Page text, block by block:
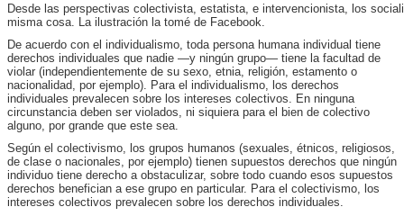
Desde las perspectivas colectivista, estatista, e intervencionista, los
misma cosa. La ilustración la tomé de Facebook.
De acuerdo con el individualismo, toda persona humana individual tiene
derechos individuales que nadie —y ningún grupo— tiene la facultad de
violar (independientemente de su sexo, etnia, religión, estamento o
nacionalidad, por ejemplo). Para el individualismo, los derechos
individuales prevalecen sobre los intereses colectivos. En ninguna
circunstancia deben ser violados, ni siquiera para el bien de colectivo
alguno, por grande que este sea.
Según el colectivismo, los grupos humanos (sexuales, étnicos, religiosos,
de clase o nacionales, por ejemplo) tienen supuestos derechos que ningún
individuo tiene derecho a obstaculizar, sobre todo cuando esos supuestos
derechos benefician a ese grupo en particular. Para el colectivismo, los
intereses colectivos prevalecen sobre los derechos individuales.